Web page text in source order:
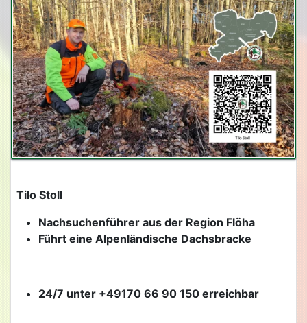
Tilo Stoll
Nachsuchenführer aus der Region Flöha
Führt eine Alpenländische Dachsbracke
24/7 unter +49170 66 90 150 erreichbar